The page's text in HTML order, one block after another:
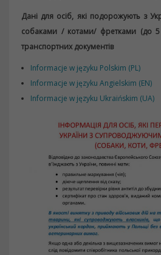
Дані для осіб, які подорожують з
собаками / котами/ фретками (до
транспортних документів
Informacje w języku Polskim (PL)
Informacje w języku Angielskim (EN)
Informacje w języku Ukraińskim (UA)